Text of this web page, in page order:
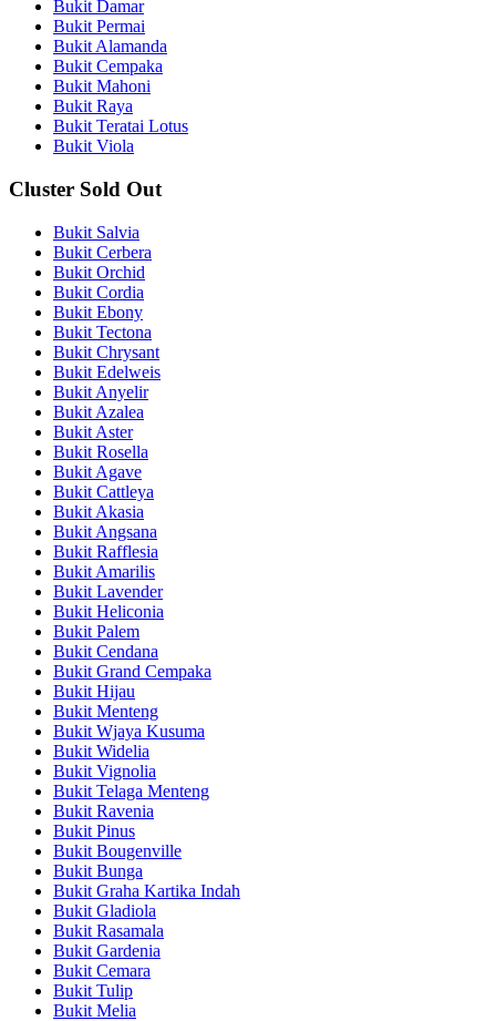
Bukit Damar
Bukit Permai
Bukit Alamanda
Bukit Cempaka
Bukit Mahoni
Bukit Raya
Bukit Teratai Lotus
Bukit Viola
Cluster Sold Out
Bukit Salvia
Bukit Cerbera
Bukit Orchid
Bukit Cordia
Bukit Ebony
Bukit Tectona
Bukit Chrysant
Bukit Edelweis
Bukit Anyelir
Bukit Azalea
Bukit Aster
Bukit Rosella
Bukit Agave
Bukit Cattleya
Bukit Akasia
Bukit Angsana
Bukit Rafflesia
Bukit Amarilis
Bukit Lavender
Bukit Heliconia
Bukit Palem
Bukit Cendana
Bukit Grand Cempaka
Bukit Hijau
Bukit Menteng
Bukit Wjaya Kusuma
Bukit Widelia
Bukit Vignolia
Bukit Telaga Menteng
Bukit Ravenia
Bukit Pinus
Bukit Bougenville
Bukit Bunga
Bukit Graha Kartika Indah
Bukit Gladiola
Bukit Rasamala
Bukit Gardenia
Bukit Cemara
Bukit Tulip
Bukit Melia